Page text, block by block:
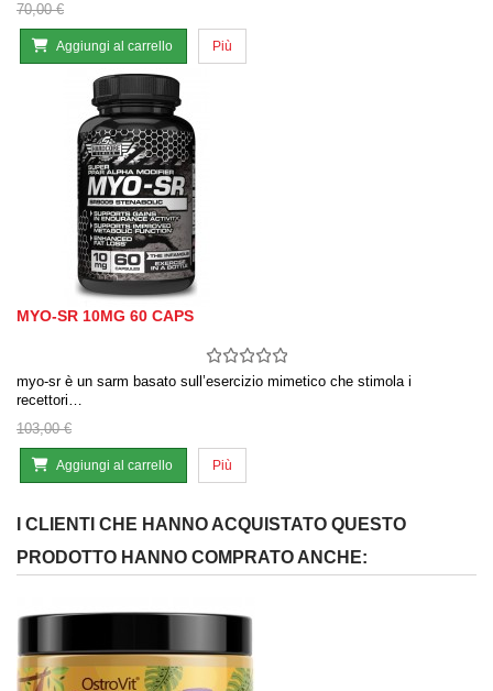
70,00 €
Aggiungi al carrello Più
MYO-SR 10MG 60 CAPS
myo-sr è un sarm basato sull’esercizio mimetico che stimola i
recettori…
103,00 €
Aggiungi al carrello Più
I CLIENTI CHE HANNO ACQUISTATO QUESTO
PRODOTTO HANNO COMPRATO ANCHE: